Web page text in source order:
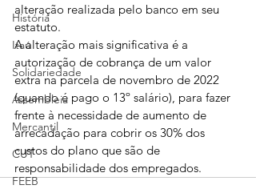
História
Itaú
Solidariedade
Assembleia
Mercantil
CUT
FEEB
alteração realizada pelo banco em seu
estatuto.
A alteração mais significativa é a
autorização de cobrança de um valor
extra na parcela de novembro de 2022
(quando é pago o 13º salário), para fazer
frente à necessidade de aumento de
arrecadação para cobrir os 30% dos
custos do plano que são de
responsabilidade dos empregados.